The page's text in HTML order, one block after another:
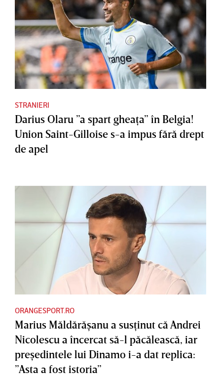
STRANIERI
Darius Olaru ”a spart gheaţa” în Belgia!
Union Saint-Gilloise s-a impus fără drept
de apel
ORANGESPORT.RO
Marius Măldărăşanu a susţinut că Andrei
Nicolescu a încercat să-l păcălească, iar
preşedintele lui Dinamo i-a dat replica:
”Asta a fost istoria”